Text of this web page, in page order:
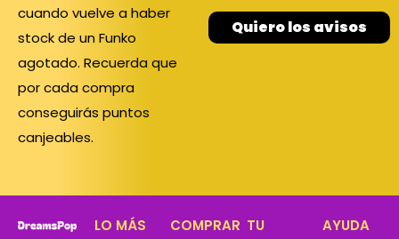
cuando vuelve a haber
stock de un Funko
agotado. Recuerda que
por cada compra
conseguirás puntos
canjeables.
Quiero los avisos
LO MÁS
COMPRAR TU
AYUDA